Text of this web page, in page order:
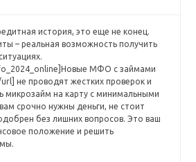
история, это еще не конец.
– реальная возможность получить
МФО с займами
не проводят жестких проверок и
микрозайм на карту с минимальными
срочно нужны деньги, не стоит
без лишних вопросов. Это ваш
положение и решить